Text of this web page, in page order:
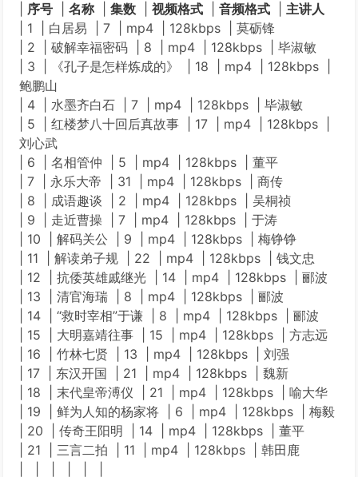
序号 名称 集数 视频格式 音频格式
主讲人
| 1 | 白居易 | 7 | mp4 | 128kbps | 莫砺锋
| 2 | 破解幸福密码 | 8 | mp4 | 128kbps | 毕淑敏
| 3 | 《孔子是怎样炼成的》 | 18 | mp4 | 128kbps |
鲍鹏山
| 4 | 水墨齐白石 | 7 | mp4 | 128kbps | 毕淑敏
| 5 | 红楼梦八十回后真故事 | 17 | mp4 | 128kbps |
刘心武
| 6 | 名相管仲 | 5 | mp4 | 128kbps | 董平
| 7 | 永乐大帝 | 31 | mp4 | 128kbps | 商传
| 8 | 成语趣谈 | 2 | mp4 | 128kbps | 吴桐祯
| 9 | 走近曹操 | 7 | mp4 | 128kbps | 于涛
| 10 | 解码关公 | 9 | mp4 | 128kbps | 梅铮铮
| 11 | 解读弟子规 | 22 | mp4 | 128kbps | 钱文忠
| 12 | 抗倭英雄戚继光 | 14 | mp4 | 128kbps | 郦波
| 13 | 清官海瑞 | 8 | mp4 | 128kbps | 郦波
| 14 | “救时宰相”于谦 | 8 | mp4 | 128kbps | 郦波
| 15 | 大明嘉靖往事 | 15 | mp4 | 128kbps | 方志远
| 16 | 竹林七贤 | 13 | mp4 | 128kbps | 刘强
| 17 | 东汉开国 | 21 | mp4 | 128kbps | 魏新
| 18 | 末代皇帝溥仪 | 21 | mp4 | 128kbps | 喻大华
| 19 | 鲜为人知的杨家将 | 6 | mp4 | 128kbps | 梅毅
| 20 | 传奇王阳明 | 14 | mp4 | 128kbps | 董平
| 21 | 三言二拍 | 11 | mp4 | 128kbps | 韩田鹿